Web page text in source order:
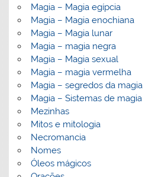
Magia – Magia egípcia
Magia – Magia enochiana
Magia – Magia lunar
Magia – magia negra
Magia – Magia sexual
Magia – magia vermelha
Magia – segredos da magia
Magia – Sistemas de magia
Mezinhas
Mitos e mitologia
Necromancia
Nomes
Óleos mágicos